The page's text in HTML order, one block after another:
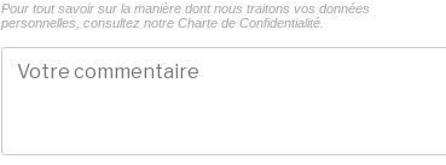
Pour tout savoir sur la manière dont nous traitons vos données
personnelles, consultez notre Charte de Confidentialité.